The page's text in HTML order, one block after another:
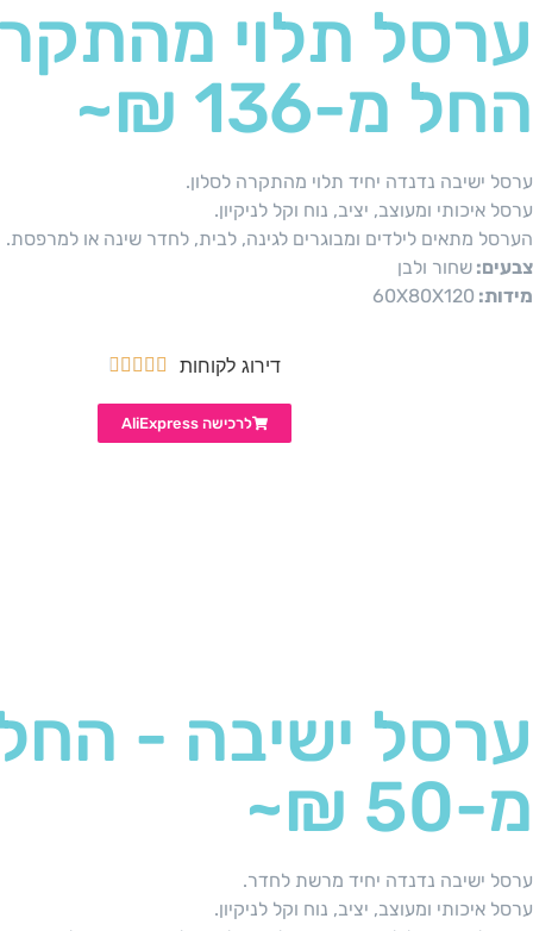
ערסל תלוי
החל מ-136 ₪~
ערסל ישיבה נדנדה יחיד תלוי מהתקרה לסלון.
ערסל איכותי ומעוצב, יציב, נוח וקל לניקיון.
הערסל מתאים לילדים ומבוגרים לגינה, לבית, לחדר שינה או למרפסת.
צבעים: שחור ולבן
מידות: 60X80X120
דירוג לקוחות 




לרכישה AliExpress
ערסל ישיבה -
מ-50 ₪~
ערסל ישיבה נדנדה יחיד מרשת לחדר.
ערסל איכותי ומעוצב, יציב, נוח וקל לניקיון.